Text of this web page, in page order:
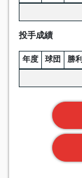
投手成績
年度 球団 勝利